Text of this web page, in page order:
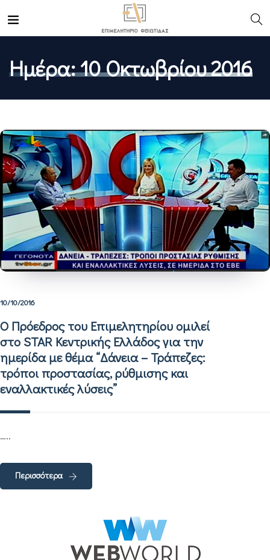
Ημέρα:10 Οκτωβρίου 2016
10/10/2016
Ο Πρόεδρος του Επιμελητηρίου ομιλεί
στο STAR Κεντρικής Ελλάδος για την
ημερίδα με θέμα “Δάνεια – Τράπεζες:
τρόποι προστασίας, ρύθμισης και
εναλλακτικές λύσεις”
…..
Περισσότερα